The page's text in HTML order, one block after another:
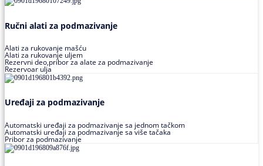
Ručni alati za podmazivanje
Alati za rukovanje mašću
Alati za rukovanje uljem
Rezervni deo,pribor za alate za podmazivanje
Rezervoar ulja
Uređaji za podmazivanje
Automatski uređaji za podmazivanje sa jednom tačkom
Automatski uređaji za podmazivanje sa više tačaka
Pribor za podmazivanje